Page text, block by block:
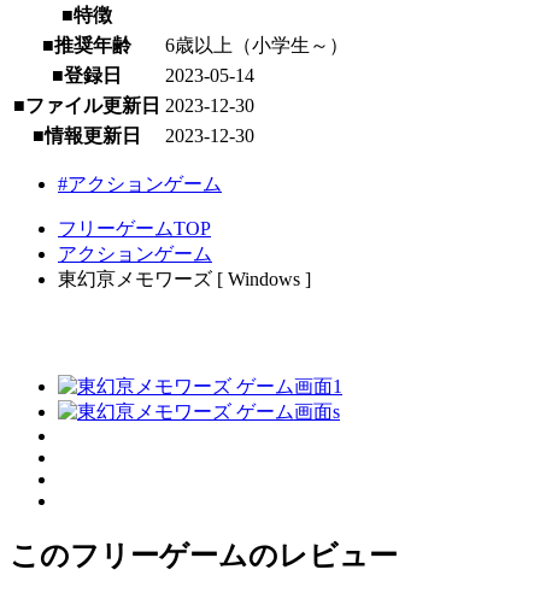
■特徴
■推奨年齢
6歳以上（小学生～）
■登録日
2023-05-14
■ファイル更新日 2023-12-30
■情報更新日
2023-12-30
#アクションゲーム
フリーゲームTOP
アクションゲーム
東幻亰メモワーズ [ Windows ]
このフリーゲームのレビュー